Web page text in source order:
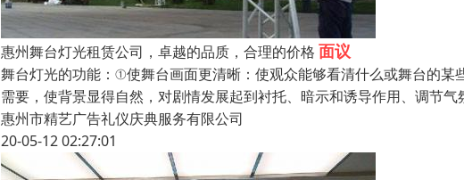
惠州舞台灯光租赁公司，卓越的品质，合理的价格 面议
舞台灯光的功能：①使舞台画面更清晰：使观众能够看清什么或舞台的
需要，使背景显得自然，对剧情发展起到衬托、暗示和诱导作用、调节
惠州市精艺广告礼仪庆典服务有限公司
20-05-12 02:27:01